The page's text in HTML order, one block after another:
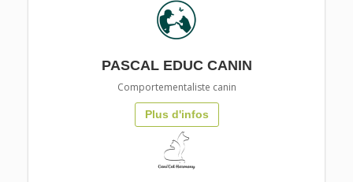
PASCAL EDUC CANIN
Comportementaliste canin
Plus d'infos